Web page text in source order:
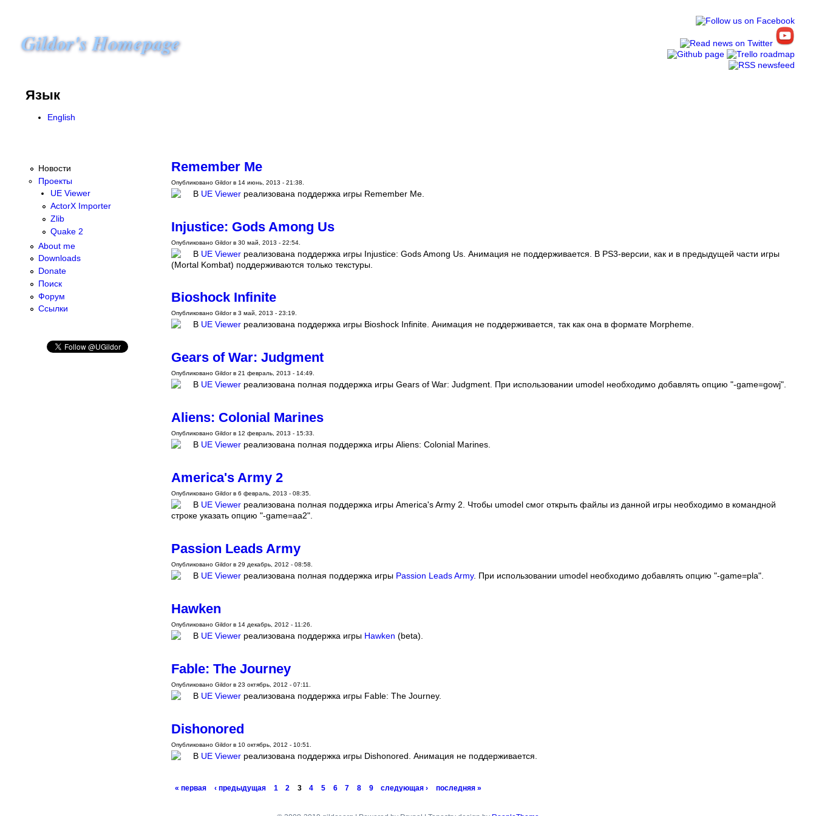
Gildor's Homepage
Язык
English
Новости
Проекты
UE Viewer
ActorX Importer
Zlib
Quake 2
About me
Downloads
Donate
Поиск
Форум
Ссылки
Remember Me
Опубликовано Gildor в 14 июнь, 2013 - 21:38.
В UE Viewer реализована поддержка игры Remember Me.
Injustice: Gods Among Us
Опубликовано Gildor в 30 май, 2013 - 22:54.
В UE Viewer реализована поддержка игры Injustice: Gods Among Us. Анимация не поддерживается. В PS3-версии, как и в предыдущей части игры
(Mortal Kombat) поддерживаются только текстуры.
Bioshock Infinite
Опубликовано Gildor в 3 май, 2013 - 23:19.
В UE Viewer реализована поддержка игры Bioshock Infinite. Анимация не поддерживается, так как она в формате Morpheme.
Gears of War: Judgment
Опубликовано Gildor в 21 февраль, 2013 - 14:49.
В UE Viewer реализована полная поддержка игры Gears of War: Judgment. При использовании umodel необходимо добавлять опцию "-game=gowj".
Aliens: Colonial Marines
Опубликовано Gildor в 12 февраль, 2013 - 15:33.
В UE Viewer реализована полная поддержка игры Aliens: Colonial Marines.
America's Army 2
Опубликовано Gildor в 6 февраль, 2013 - 08:35.
В UE Viewer реализована полная поддержка игры America's Army 2. Чтобы umodel смог открыть файлы из данной игры необходимо в командной
строке указать опцию "-game=aa2".
Passion Leads Army
Опубликовано Gildor в 29 декабрь, 2012 - 08:58.
В UE Viewer реализована полная поддержка игры Passion Leads Army. При использовании umodel необходимо добавлять опцию "-game=pla".
Hawken
Опубликовано Gildor в 14 декабрь, 2012 - 11:26.
В UE Viewer реализована поддержка игры Hawken (beta).
Fable: The Journey
Опубликовано Gildor в 23 октябрь, 2012 - 07:11.
В UE Viewer реализована поддержка игры Fable: The Journey.
Dishonored
Опубликовано Gildor в 10 октябрь, 2012 - 10:51.
В UE Viewer реализована поддержка игры Dishonored. Анимация не поддерживается.
« первая ‹ предыдущая 1 2 3 4 5 6 7 8 9 следующая › последняя »